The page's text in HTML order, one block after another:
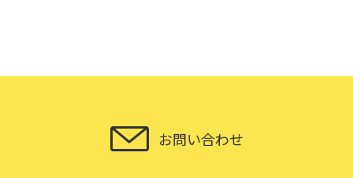
お問い合わせ